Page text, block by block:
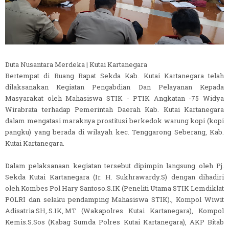
Duta Nusantara Merdeka | Kutai Kartanegara
Bertempat di Ruang Rapat Sekda Kab. Kutai Kartanegara telah
dilaksanakan Kegiatan Pengabdian Dan Pelayanan Kepada
Masyarakat oleh Mahasiswa STIK - PTIK Angkatan -75 Widya
Wirabrata terhadap Pemerintah Daerah Kab. Kutai Kartanegara
dalam mengatasi maraknya prostitusi berkedok warung kopi (kopi
pangku) yang berada di wilayah kec. Tenggarong Seberang, Kab.
Kutai Kartanegara.
Dalam pelaksanaan kegiatan tersebut dipimpin langsung oleh Pj.
Sekda Kutai Kartanegara (Ir. H. Sukhrawardy.S) dengan dihadiri
oleh Kombes Pol Hary Santoso.S.IK (Peneliti Utama STIK Lemdiklat
POLRI dan selaku pendamping Mahasiswa STIK)., Kompol Wiwit
Adisatria.SH,.S.IK,.MT (Wakapolres Kutai Kartanegara), Kompol
Kemis.S.Sos (Kabag Sumda Polres Kutai Kartanegara), AKP Bitab